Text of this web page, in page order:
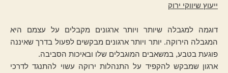
ייעוץ שיווקי ירוק
דוגמה למגבלה שיותר ויותר ארגונים מקבלים על עצמם היא
המגבלה הירוקה. יותר ויותר ארגונים מבקשים לפעול בדרך שאיננה
פוגעת בטבע, במשאבים המוגבלים שלו ובאיכות הסביבה.
ארגון שמבקש להקפיד על התנהלות ירוקה עשוי להתנגד לדרכי